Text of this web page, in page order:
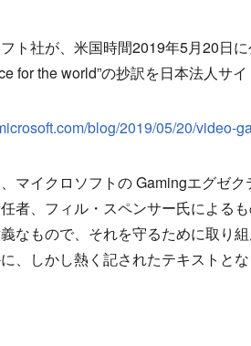
ト社が、米国時間2019年5月20日
for the world”の抄訳を日本法人サ
blog/2019/05/20/video-
マイクロソフトの Gamingエグゼ
者、フィル・スペンサー氏による
なもので、それを守るために取り
、しかし熱く記されたテキストと